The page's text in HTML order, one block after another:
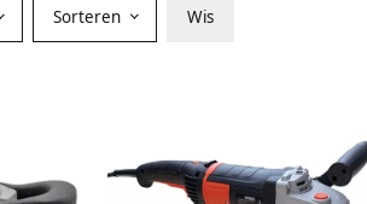
Sorteren Wis